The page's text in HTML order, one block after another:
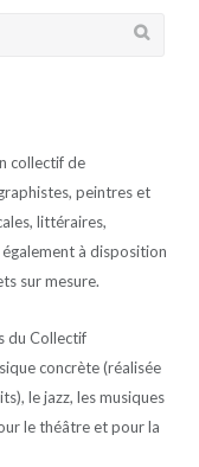
collectif de
peintres et
littéraires,
à disposition
sur mesure.
du Collectif
concrète (réalisée
le jazz, les musiques
le théâtre et pour la